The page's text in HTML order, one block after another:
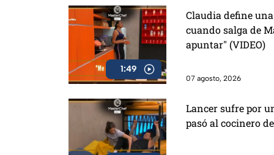
1:49
Claudia define
cuando salga de
apuntar" (VIDEO)
07 agosto, 2026
Lancer sufre por
pasó al cocinero